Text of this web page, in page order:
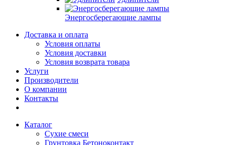
Энергосберегающие лампы
Доставка и оплата
Условия оплаты
Условия доставки
Условия возврата товара
Услуги
Производители
О компании
Контакты
Каталог
Сухие смеси
Грунтовка Бетоноконтакт